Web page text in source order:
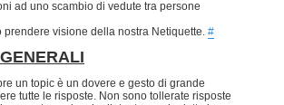
ad uno scambio di vedute tra persone
prendere visione della nostra Netiquette. #
un topic è un dovere e gesto di grande
tutte le risposte. Non sono tollerate risposte